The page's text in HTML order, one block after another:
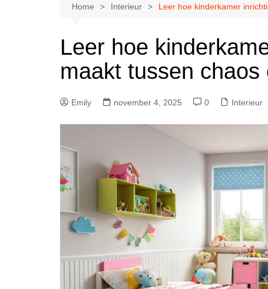
Home Interieur Leer hoe kinderkamer
Leer hoe
maakt tussen chaos
Emily november 4, 2025 0 Interieur